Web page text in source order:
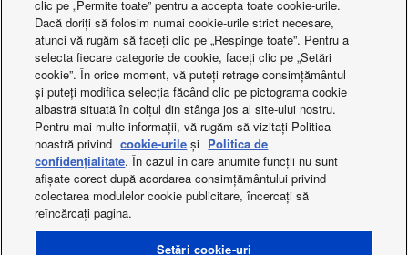
ieșire a apei (răcire -
min.)
Interval de
temperatură de
ieșire a apei (răcire -
max.)
°C +15
Interval de
temperatură de
ieșire a apei
(încălzire - max.)
°C +55
Interval de
funcționare (răcire -
min.)
°C -15
Interval de
Ce se întâmplă
Facebook
Contactați-ne
Harta site-ului
clic pe „Permite toate” pentru a accepta toate cookie-urile.
Dacă doriți să folosim numai cookie-urile strict necesare,
atunci vă rugăm să faceți clic pe „Respinge toate”. Pentru a
selecta fiecare categorie de cookie, faceți clic pe „Setări
cookie”. În orice moment, vă puteți retrage consimțământul
și puteți modifica selecția făcând clic pe pictograma cookie
albastră situată în colțul din stânga jos al site-ului nostru.
Pentru mai multe informații, vă rugăm să vizitați Politica
noastră privind cookie-urile și Politica de
confidențialitate. În cazul în care anumite funcții nu sunt
afișate corect după acordarea consimțământului privind
colectarea modulelor cookie publicitare, încercați să
reîncărcați pagina.
Setări cookie-uri